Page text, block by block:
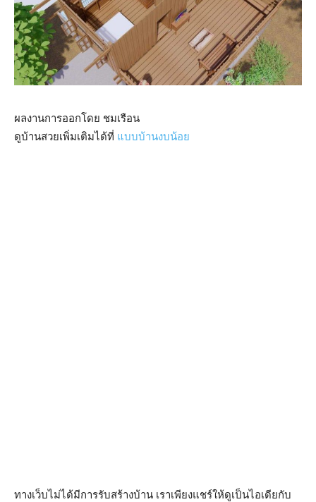
ผลงานการออกโดย ชมเรือน
ดูบ้านสวยเพิ่มเติมได้ที่ แบบบ้านงบน้อย
ทางเว็บไม่ได้มีการรับสร้างบ้าน เราเพียงแชร์ให้ดูเป็นไอเดียกับ